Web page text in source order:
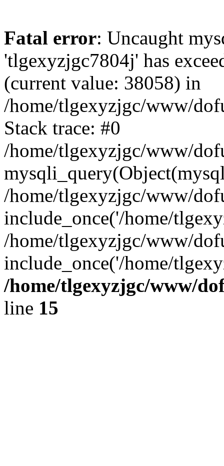
Fatal error: Uncaught
'tlgexyzjgc7804j' has
(current value: 38058) in
/home/tlgexyzjgc/www/
Stack trace: #0
/home/tlgexyzjgc/www/
/home/tlgexyzjgc/www/
include_once('/home/
/home/tlgexyzjgc/www/
include_once('/home/
/home/tlgexyzjgc/www/
line 15